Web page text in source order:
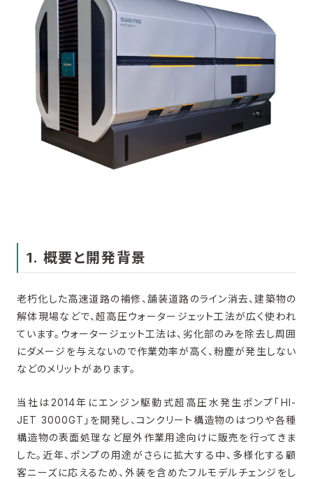
1. 概要と開発背景
老朽化した高速道路の補修、舗装道路のライン消去、建築物の
解体現場などで、超高圧ウォータージェット工法が広く使われ
ています。ウォータージェット工法は、劣化部のみを除去し周囲
にダメージを与えないので作業効率が高く、粉塵が発生しない
などのメリットがあります。
当社は2014年にエンジン駆動式超高圧水発生ポンプ「HI-
JET 3000GT」を開発し、コンクリート構造物のはつりや各種
構造物の表面処理など屋外作業用途向けに販売を行ってきま
した。近年、ポンプの用途がさらに拡大する中、多様化する顧
客ニーズに応えるため、外装を含めたフルモデルチェンジをし